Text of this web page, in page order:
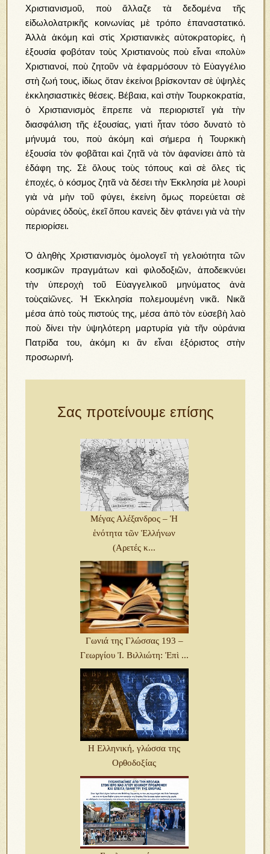
Χριστιανισμοῦ, ποὺ ἄλλαζε τὰ δεδομένα τῆς
εἰδωλολατρικῆς κοινωνίας μὲ τρόπο ἐπαναστατικό.
Ἀλλὰ ἀκόμη καὶ στὶς Χριστιανικὲς αὐτοκρατορίες, ἡ
ἐξουσία φοβόταν τοὺς Χριστιανοὺς ποὺ εἶναι «πολὺ»
Χριστιανοί, ποὺ ζητοῦν νὰ ἐφαρμόσουν τὸ Εὐαγγέλιο
στὴ ζωή τους, ἰδίως ὅταν ἐκείνοι βρίσκονταν σὲ ὑψηλὲς
ἐκκλησιαστικὲς θέσεις. Βέβαια, καὶ στὴν Τουρκοκρατία,
ὁ Χριστιανισμὸς ἔπρεπε νὰ περιοριστεῖ γιὰ τὴν
διασφάλιση τῆς ἐξουσίας, γιατὶ ἦταν τόσο δυνατὸ τὸ
μήνυμά του, ποὺ ἀκόμη καὶ σήμερα ἡ Τουρκικὴ
ἐξουσία τὸν φοβᾶται καὶ ζητᾶ νὰ τὸν ἀφανίσει ἀπὸ τὰ
ἐδάφη της. Σὲ ὅλους τοὺς τόπους καὶ σὲ ὅλες τὶς
ἐποχές, ὁ κόσμος ζητᾶ νὰ δέσει τὴν Ἐκκλησία μὲ λουρὶ
γιὰ νὰ μὴν τοῦ φύγει, ἐκείνη ὅμως πορεύεται σὲ
οὐράνιες ὀδοὺς, ἐκεῖ ὅπου κανεὶς δὲν φτάνει γιὰ νὰ τὴν
περιορίσει.
Ὁ ἀληθὴς Χριστιανισμὸς ὁμολογεῖ τὴ γελοιότητα τῶν
κοσμικῶν πραγμάτων καὶ φιλοδοξιῶν, ἀποδεικνύει
τὴν ὑπεροχὴ τοῦ Εὐαγγελικοῦ μηνύματος ἀνὰ
τοὺςαἰῶνες. Ἡ Ἐκκλησία πολεμουμένη νικᾶ. Νικᾶ
μέσα ἀπὸ τοὺς πιστούς της, μέσα ἀπὸ τὸν εὐσεβὴ λαὸ
ποὺ δίνει τὴν ὑψηλότερη μαρτυρία γιὰ τῆν οὐράνια
Πατρίδα του, ἀκόμη κι ἂν εἶναι ἐξόριστος στὴν
προσωρινή.
Σας προτείνουμε επίσης
Μέγας Αλέξανδρος – Ἡ
ἑνότητα τῶν Ἑλλήνων
(Αρετές κ...
Γωνιά της Γλώσσας 193 –
Γεωργίου Ἰ. Βιλλιώτη: Ἐπὶ ...
Η Ελληνική, γλώσσα της
Ορθοδοξίας